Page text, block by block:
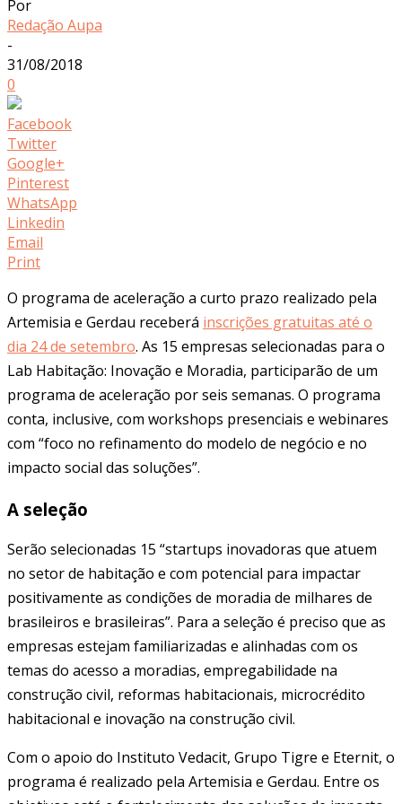
Por
Redação Aupa
-
31/08/2018
0
Facebook
Twitter
Google+
Pinterest
WhatsApp
Linkedin
Email
Print
O programa de aceleração a curto prazo realizado pela
Artemisia e Gerdau receberá inscrições gratuitas até o
dia 24 de setembro. As 15 empresas selecionadas para o
Lab Habitação: Inovação e Moradia, participarão de um
programa de aceleração por seis semanas. O programa
conta, inclusive, com workshops presenciais e webinares
com “foco no refinamento do modelo de negócio e no
impacto social das soluções”.
A seleção
Serão selecionadas 15 “startups inovadoras que atuem
no setor de habitação e com potencial para impactar
positivamente as condições de moradia de milhares de
brasileiros e brasileiras”. Para a seleção é preciso que as
empresas estejam familiarizadas e alinhadas com os
temas do acesso a moradias, empregabilidade na
construção civil, reformas habitacionais, microcrédito
habitacional e inovação na construção civil.
Com o apoio do Instituto Vedacit, Grupo Tigre e Eternit, o
programa é realizado pela Artemisia e Gerdau. Entre os